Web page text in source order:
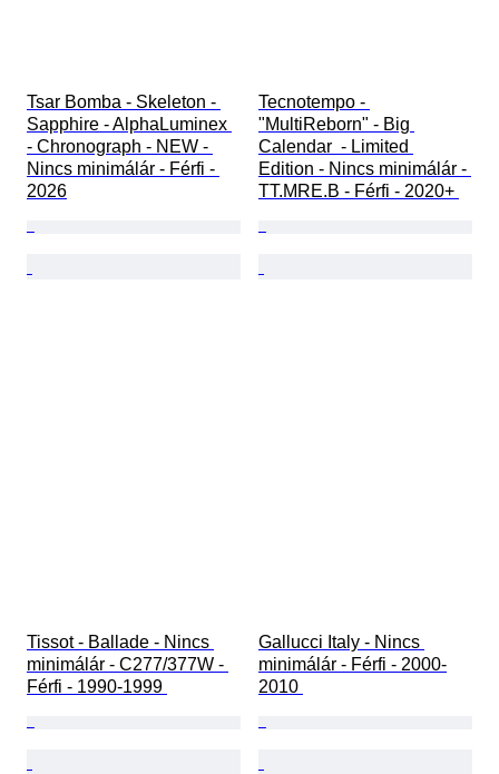
Tsar Bomba - Skeleton -
Sapphire - AlphaLuminex
- Chronograph - NEW -
Nincs minimálár - Férfi -
2026
Tecnotempo -
"MultiReborn" - Big
Calendar  - Limited
Edition - Nincs minimálár -
TT.MRE.B - Férfi - 2020+
Tissot - Ballade - Nincs
minimálár - C277/377W -
Férfi - 1990-1999
Gallucci Italy - Nincs
minimálár - Férfi - 2000-
2010